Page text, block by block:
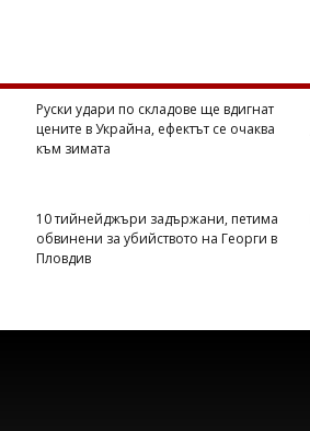
Руски удари по складове ще вдигнат
цените в Украйна, ефектът се очаква
към зимата
10 тийнейджъри задържани, петима
обвинени за убийството на Георги в
Пловдив